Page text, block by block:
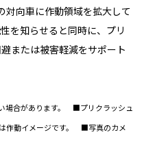
対向車に作動領域を拡大して
を知らせると同時に、プリ
または被害軽減をサポート
場合があります。 ■プリクラッシュ
作動イメージです。 ■写真のカメ